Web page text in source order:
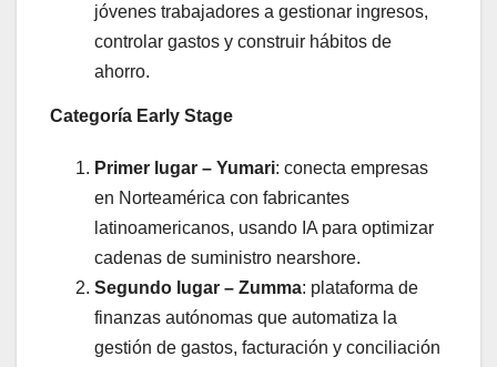
jóvenes trabajadores a gestionar ingresos,
controlar gastos y construir hábitos de
ahorro.
Categoría Early Stage
Primer lugar – Yumari: conecta empresas
en Norteamérica con fabricantes
latinoamericanos, usando IA para optimizar
cadenas de suministro nearshore.
Segundo lugar – Zumma: plataforma de
finanzas autónomas que automatiza la
gestión de gastos, facturación y conciliación